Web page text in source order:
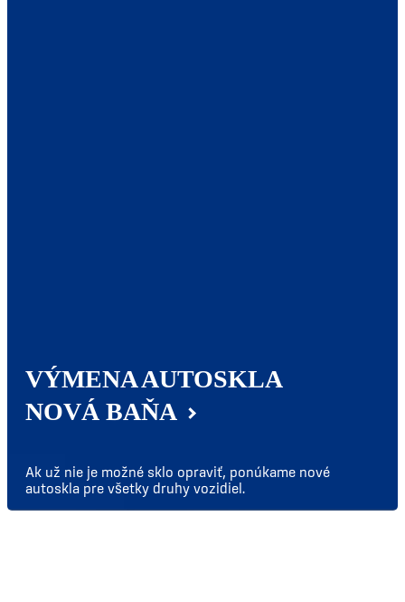
VÝMENA AUTOSKLA
NOVÁ BAŇA
Ak už nie je možné sklo opraviť, ponúkame nové
autoskla pre všetky druhy vozidiel.